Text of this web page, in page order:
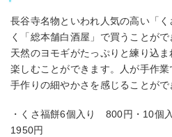
長谷寺名物といわれ人気の高い「
く「総本舗白酒屋」で買うことが
天然のヨモギがたっぷりと練り込
楽しむことができます。人が手作業
手作りの細やかさを感じることがで
・くさ福餅6個入り 800円・10
1950円